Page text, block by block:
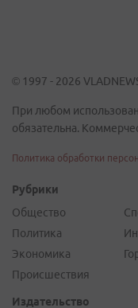
© 1997 - 2026
При любом
обязательна.
Политика обработки
Рубрики
Общество
Политика
Экономика
Происшествия
Издательство